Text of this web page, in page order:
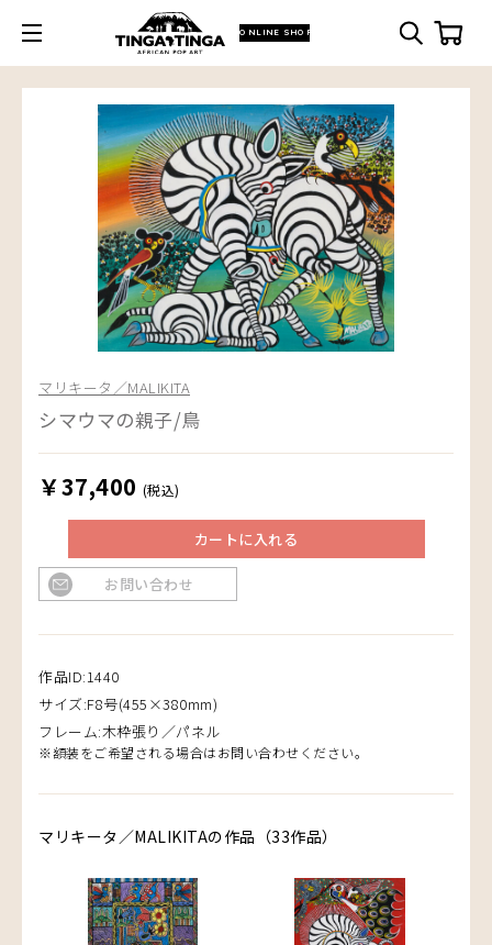
ONLINE SHOP
マリキータ／MALIKITA
シマウマの親子/鳥
￥37,400 (税込)
カートに入れる
お問い合わせ
作品ID:1440
サイズ:F8号(455×380mm)
フレーム:木枠張り／パネル
※額装をご希望される場合はお問い合わせください。
マリキータ／MALIKITAの作品（33作品）